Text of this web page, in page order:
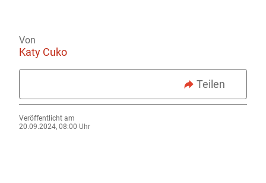
Von
Katy Cuko
Teilen
Veröffentlicht am
20.09.2024, 08:00 Uhr